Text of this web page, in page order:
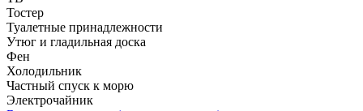
Тостер
Туалетные принадлежности
Утюг и гладильная доска
Фен
Холодильник
Частный спуск к морю
Электрочайник